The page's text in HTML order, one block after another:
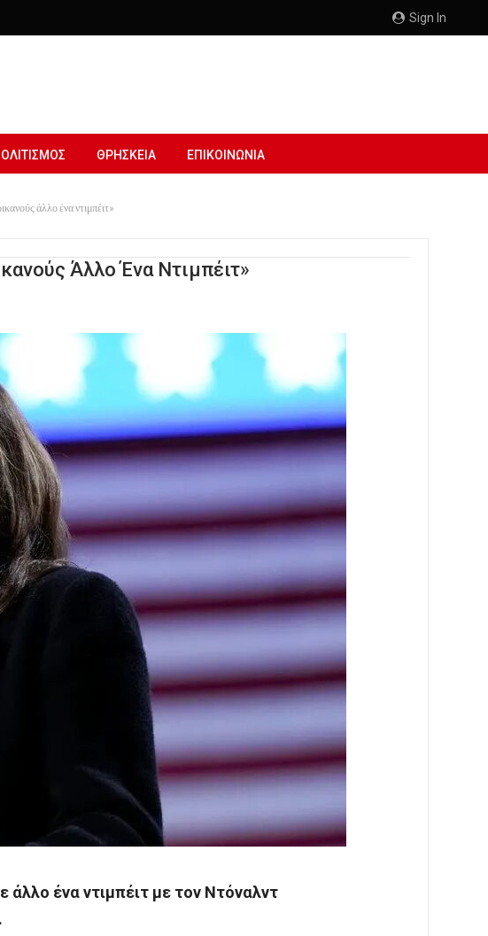
Sign In
ΘΡΗΣΚΕΙΑ ΕΠΙΚΟΙΝΩΝΙΑ
άλλο ένα ντιμπέιτ»
Άλλο Ένα Ντιμπέιτ»
ένα ντιμπέιτ με τον Ντόναλντ